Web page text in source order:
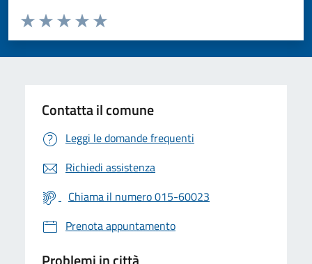
Valuta da 1 a 5 stelle la pagina
Valuta 5 stelle su 5
Valuta 4 stelle su 5
Valuta 3 stelle su 5
Valuta 2 stelle su 5
Valuta 1 stelle su 5
Contatta il comune
Leggi le domande frequenti
Richiedi assistenza
Chiama il numero 015-60023
Prenota appuntamento